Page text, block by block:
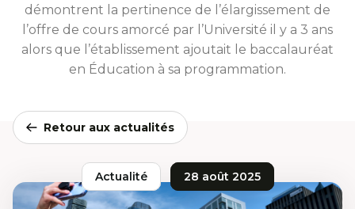
démontrent la pertinence de l’élargissement de
l’offre de cours amorcé par l’Université il y a 3 ans
alors que l’établissement ajoutait le baccalauréat
en Éducation à sa programmation.
Retour aux actualités
Actualité 28 août 2025